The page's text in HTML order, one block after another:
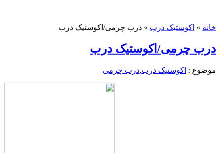
خانه » اکوستیک درب » درب چرمی/اکوستیک درب
درب چرمی/اکوستیک درب
موضوع : اکوستیک درب,درب چرمی